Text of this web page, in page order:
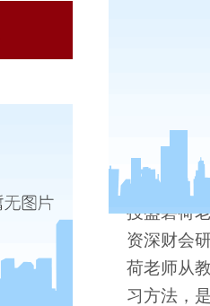
9 22
授盛碧荷
资深财会
荷老师从
习方法，